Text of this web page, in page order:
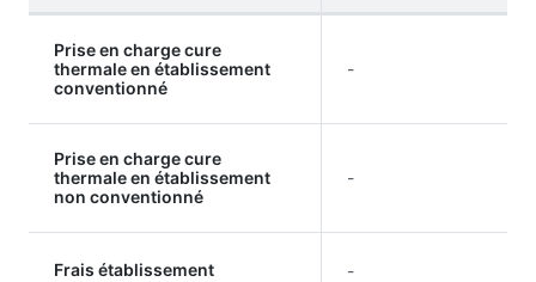
Prise en charge cure
thermale en établissement
conventionné
-
Prise en charge cure
thermale en établissement
non conventionné
-
Frais établissement -